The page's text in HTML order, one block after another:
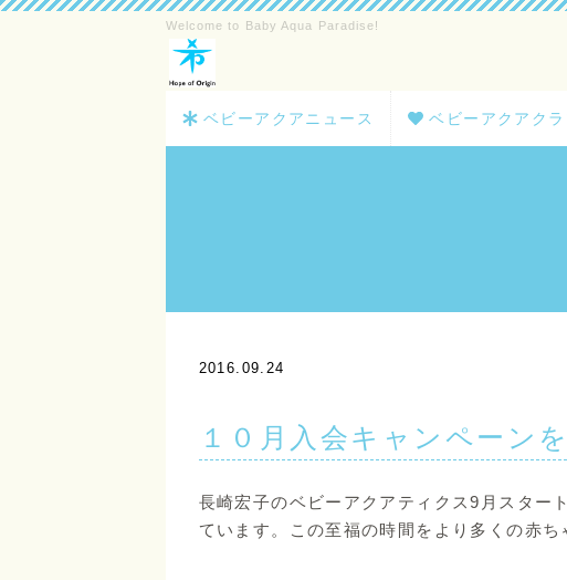
Welcome to Baby Aqua Paradise!
ベビーアクアニュース ベビーアクアクラ
2016.09.24
１０月入会キャンペーン
長崎宏子のベビーアクアティクス9月スター
ています。この至福の時間をより多くの赤ち